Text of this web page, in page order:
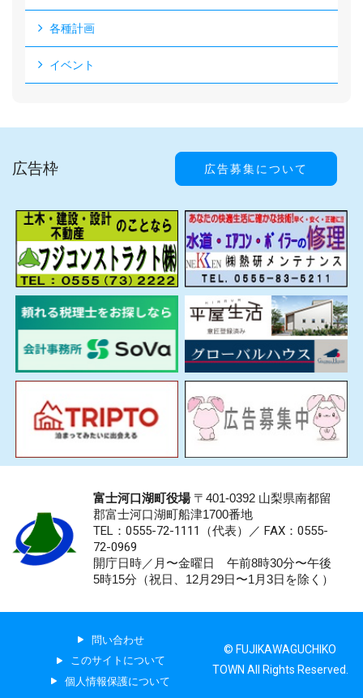
各種計画
イベント
広告枠 広告募集について
富士河口湖町役場〒401-0392 山梨県南都留
郡富士河口湖町船津1700番地
TEL：0555-72-1111 （代表）／ FAX：0555-
72-0969
開庁日時／月〜金曜日 午前8時30分〜午後
5時15分（祝日、12月29日〜1月3日を除く）
問い合わせ
このサイトについて
個人情報保護について
© FUJIKAWAGUCHIKO
TOWN All Rights Reserved.